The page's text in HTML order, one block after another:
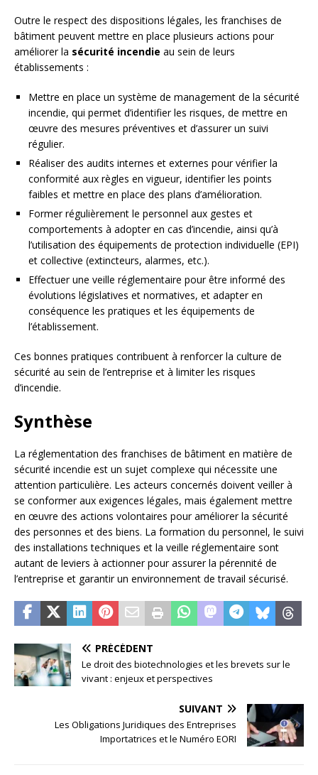
Outre le respect des dispositions légales, les franchises de
bâtiment peuvent mettre en place plusieurs actions pour
améliorer la sécurité incendie au sein de leurs
établissements :
Mettre en place un système de management de la sécurité
incendie, qui permet d’identifier les risques, de mettre en
œuvre des mesures préventives et d’assurer un suivi
régulier.
Réaliser des audits internes et externes pour vérifier la
conformité aux règles en vigueur, identifier les points
faibles et mettre en place des plans d’amélioration.
Former régulièrement le personnel aux gestes et
comportements à adopter en cas d’incendie, ainsi qu’à
l’utilisation des équipements de protection individuelle (EPI)
et collective (extincteurs, alarmes, etc.).
Effectuer une veille réglementaire pour être informé des
évolutions législatives et normatives, et adapter en
conséquence les pratiques et les équipements de
l’établissement.
Ces bonnes pratiques contribuent à renforcer la culture de
sécurité au sein de l’entreprise et à limiter les risques
d’incendie.
Synthèse
La réglementation des franchises de bâtiment en matière de
sécurité incendie est un sujet complexe qui nécessite une
attention particulière. Les acteurs concernés doivent veiller à
se conformer aux exigences légales, mais également mettre
en œuvre des actions volontaires pour améliorer la sécurité
des personnes et des biens. La formation du personnel, le suivi
des installations techniques et la veille réglementaire sont
autant de leviers à actionner pour assurer la pérennité de
l’entreprise et garantir un environnement de travail sécurisé.
PRÉCÉDENT
Le droit des biotechnologies et les brevets sur le
vivant : enjeux et perspectives
SUIVANT
Les Obligations Juridiques des Entreprises
Importatrices et le Numéro EORI